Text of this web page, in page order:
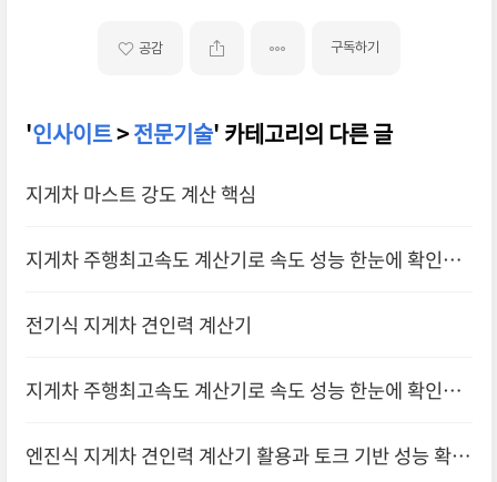
공감 구독하기
'인사이트>전문기술' 카테고리의 다른 글
지게차 마스트 강도 계산 핵심
지게차 주행최고속도 계산기로 속도 성능 한눈에 확인하
전기식 지게차 견인력 계산기
지게차 주행최고속도 계산기로 속도 성능 한눈에 확인하
엔진식 지게차 견인력 계산기 활용과 토크 기반 성능 확인